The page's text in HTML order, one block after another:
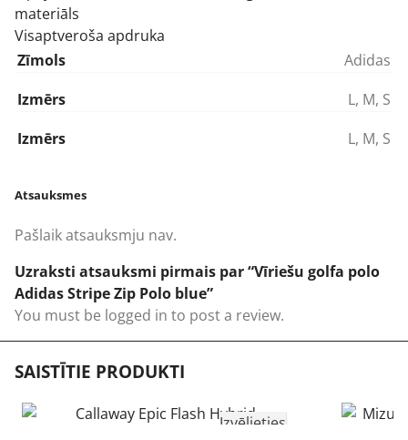
materiāls
Visaptveroša apdruka
Zīmols
Adidas
Izmērs
L, M, S
Izmērs
L, M, S
Atsauksmes
Pašlaik atsauksmju nav.
Uzraksti atsauksmi pirmais par “Vīriešu golfa polo
Adidas Stripe Zip Polo blue”
You must be logged in to post a review.
SAISTĪTIE PRODUKTI
Izvēlieties